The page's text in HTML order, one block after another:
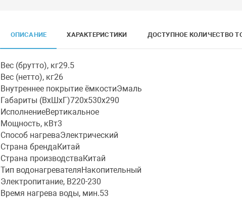
ОПИСАНИЕ ХАРАКТЕРИСТИКИ ДОСТУПНОЕ КОЛИЧЕСТВО
Вес (брутто), кг29.5
Вес (нетто), кг26
Внутреннее покрытие ёмкостиЭмаль
Габариты (ВхШхГ)720х530х290
ИсполнениеВертикальное
Мощность, кВт3
Способ нагреваЭлектрический
Страна брендаКитай
Страна производстваКитай
Тип водонагревателяНакопительный
Электропитание, В220-230
Время нагрева воды, мин.53